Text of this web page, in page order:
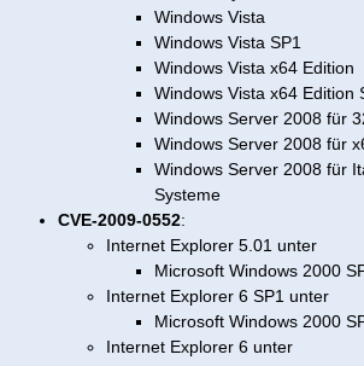
Windows Vista
Windows Vista SP1
Windows Vista x64 Edition
Windows Vista x64 Edition
Windows Server 2008 für
Windows Server 2008 für
Windows Server 2008 für
Systeme
CVE-2009-0552:
Internet Explorer 5.01 unter
Microsoft Windows 2000
Internet Explorer 6 SP1 unter
Microsoft Windows 2000
Internet Explorer 6 unter